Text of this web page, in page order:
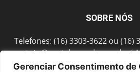
Gerenciar Consentimento de
SOBRE NÓS
Telefones: (16) 3303-3622 ou (16)
contato@portalmorada.com.br/
Sex das 8h às 18h / Endereço: Av.